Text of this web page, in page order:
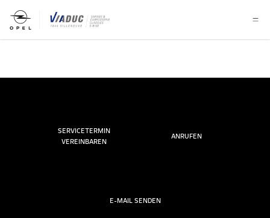
SERVICETERMIN
VEREINBAREN
ANRUFEN
E-MAIL SENDEN